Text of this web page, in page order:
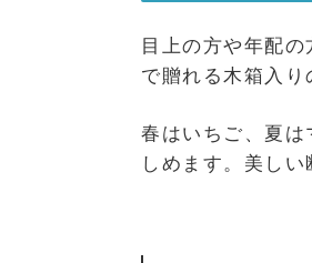
目上の方や年配
で贈れる木箱入り
春はいちご、夏
しめます。美し